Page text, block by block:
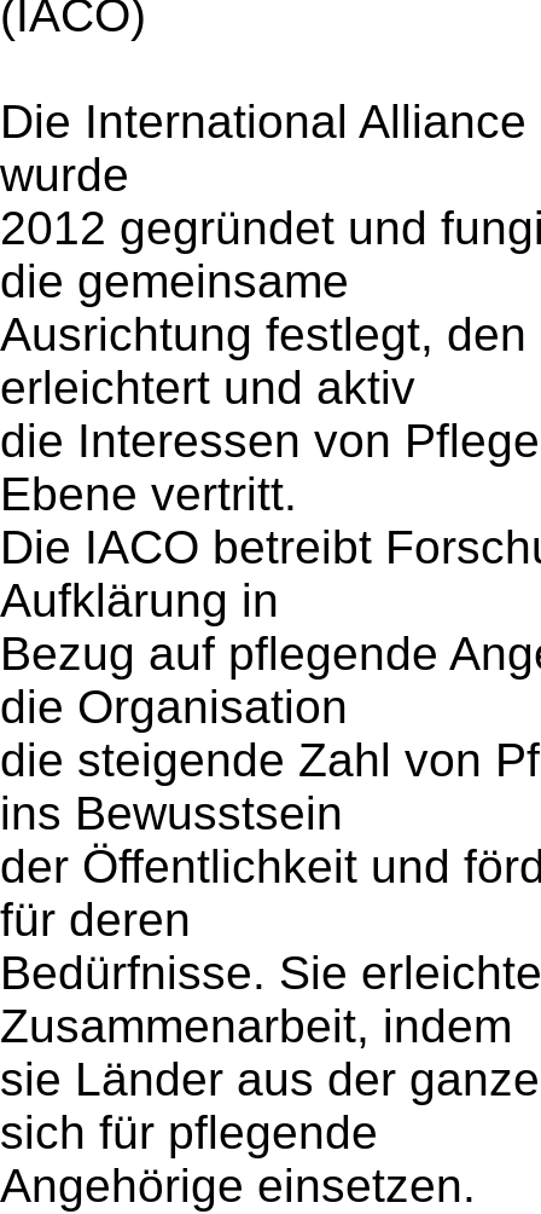
(IACO)
Die International
wurde
2012 gegründet und
die gemeinsame
Ausrichtung festlegt,
erleichtert und aktiv
die Interessen von
Ebene vertritt.
Die IACO betreibt
Aufklärung in
Bezug auf pflegende
die Organisation
die steigende Zahl von
ins Bewusstsein
der Öffentlichkeit und
für deren
Bedürfnisse. Sie
Zusammenarbeit, indem
sie Länder aus der
sich für pflegende
Angehörige einsetzen.